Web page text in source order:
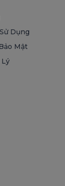
Dụng
Mật